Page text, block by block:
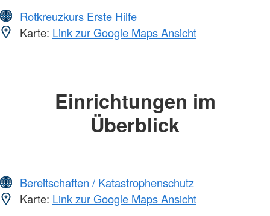
Rotkreuzkurs Erste Hilfe
Karte: Link zur Google Maps Ansicht
Einrichtungen im
Überblick
Bereitschaften / Katastrophenschutz
Karte: Link zur Google Maps Ansicht